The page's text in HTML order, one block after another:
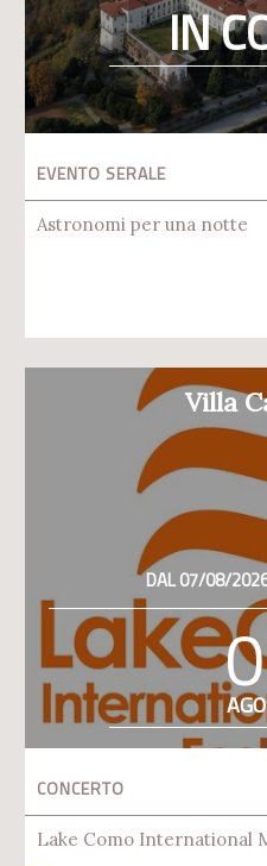
IN
EVENTO SERALE
Astronomi per una notte
Villa
DAL 07/08/
CONCERTO
Lake Como International